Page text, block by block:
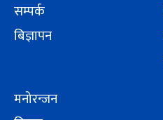
सम्पर्क
बिज्ञापन
मनोरन्जन